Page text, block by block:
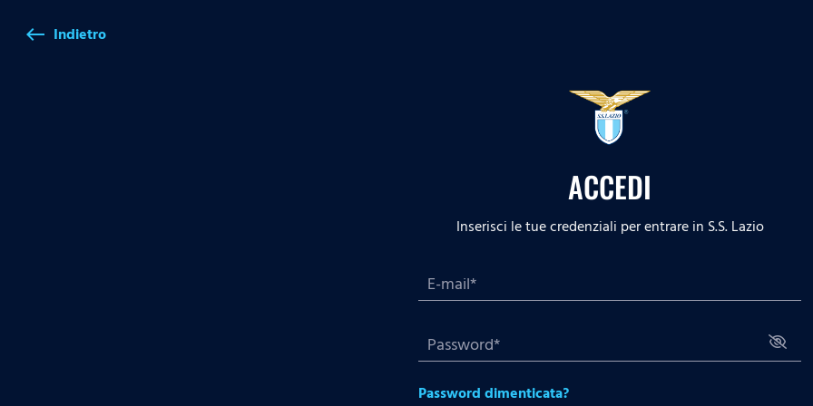
west Indietro
ACCEDI
Inserisci le tue credenziali per entrare in S.S. Lazio
Password dimenticata?